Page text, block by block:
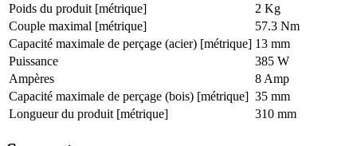
Poids du produit [métrique]
2 Kg
Couple maximal [métrique]
57.3 Nm
Capacité maximale de perçage (acier) [métrique] 13 mm
Puissance
385 W
Ampères
8 Amp
Capacité maximale de perçage (bois) [métrique] 35 mm
Longueur du produit [métrique]
310 mm